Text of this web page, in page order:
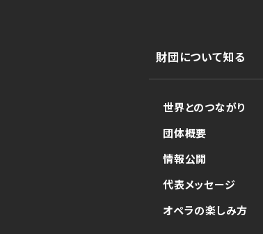
財団について知る
世界とのつながり
団体概要
情報公開
代表メッセージ
オペラの楽しみ方